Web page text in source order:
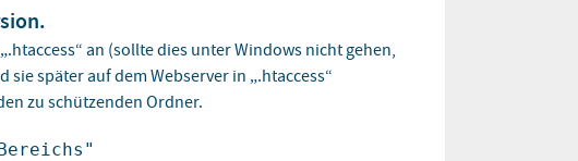
an (sollte dies unter Windows nicht gehen,
später auf dem Webserver in „.htaccess“
zu schützenden Ordner.